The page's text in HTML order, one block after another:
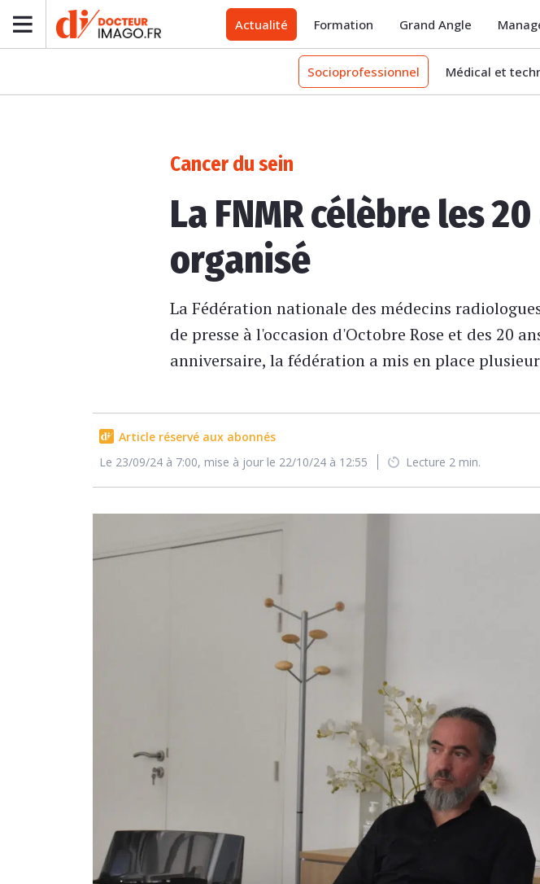
Actualité Formation Grand Angle
Socioprofessionnel Médical et
Cancer du sein
La FNMR célèbre les
organisé
La Fédération nationale des médecins
de presse à l'occasion d'Octobre Rose et des 20
anniversaire, la fédération a mis en place
Article réservé aux abonnés
Le 23/09/24 à 7:00, mise à jour le 22/10/24 à 12:55
Lecture 2 min.